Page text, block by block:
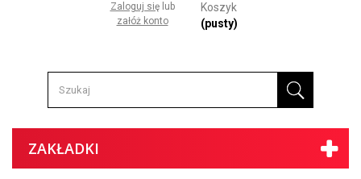
Zaloguj się lub
załóż konto
Koszyk
(pusty)
ZAKŁADKI